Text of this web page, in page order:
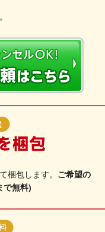
梱包します。 ご希望の
で無料)